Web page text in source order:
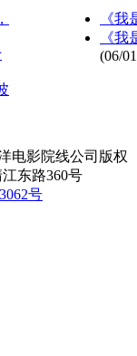
《
《
(06/
电影院线公司版权
东路360号
号